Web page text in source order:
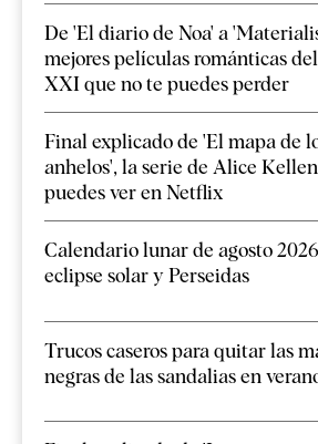
De 'El diario de Noa' a
mejores películas románticas
XXI que no te puedes perder
Final explicado de 'El mapa de
anhelos', la serie de Alice
puedes ver en Netflix
Calendario lunar de agosto
eclipse solar y Perseidas
Trucos caseros para quitar las
negras de las sandalias en